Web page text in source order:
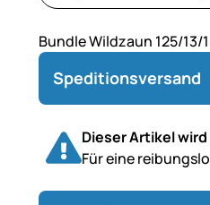
Bundle Wildzaun 125/13/
Speditionsversand
Dieser Artikel
Für eine